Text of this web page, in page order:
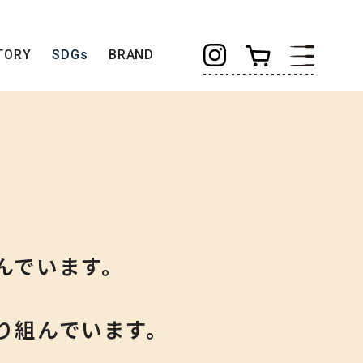
SDGs BRAND
います。
んでいます。